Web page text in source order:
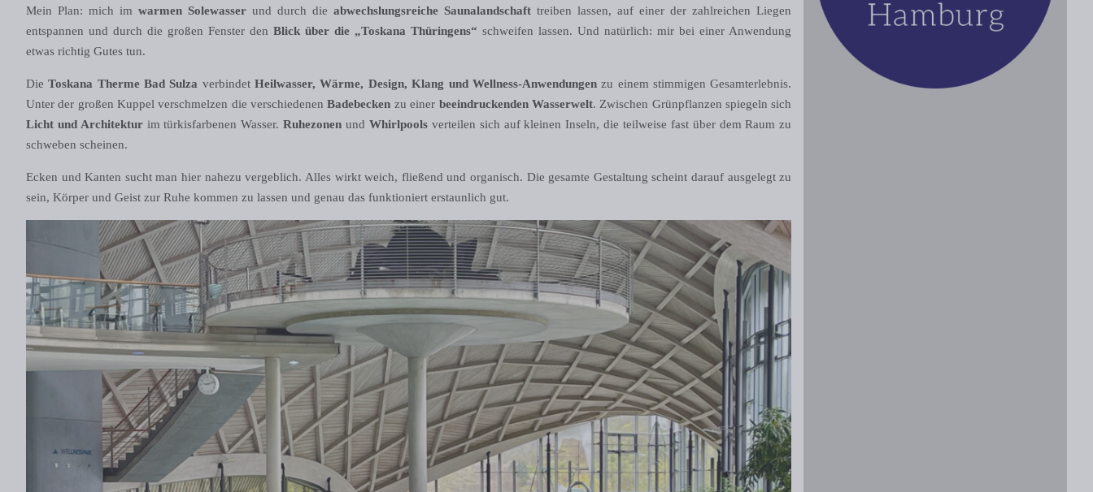
Mein Plan: mich imwarmen Solewasser und durch dieabwechslungsreiche Saunalandschaft treiben lassen, auf einer der zahlreichen Liegen
entspannen und durch die großen Fenster denBlick über die „Toskana Thüringens“schweifen lassen. Und natürlich: mir bei einer Anwendung
etwas richtig Gutes tun.
DieToskana Therme Bad Sulza verbindetHeilwasser, Wärme, Design, Klang und Wellness-Anwendungenzu einem stimmigen Gesamterlebnis.
Unter der großen Kuppel verschmelzen die verschiedenenBadebecken zu einer beeindruckenden Wasserwelt. Zwischen Grünpflanzen spiegeln sich
Licht und Architektur im türkisfarbenen Wasser.Ruhezonen und Whirlpoolsverteilen sich auf kleinen Inseln, die teilweise fast über dem Raum zu
schweben scheinen.
Ecken und Kanten sucht man hier nahezu vergeblich. Alles wirkt weich, fließend und organisch. Die gesamte Gestaltung scheint darauf ausgelegt zu
sein, Körper und Geist zur Ruhe kommen zu lassen und genau das funktioniert erstaunlich gut.